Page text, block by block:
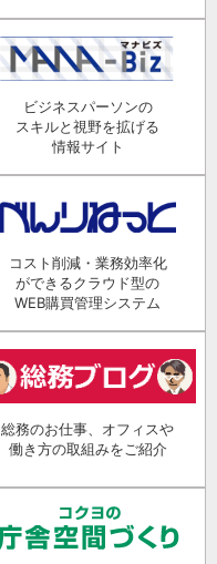
ビジネスパーソンの
スキルと視野を拡げる
情報サイト
コスト削減・業務効率化
ができるクラウド型の
WEB購買管理システム
総務のお仕事、オフィスや
働き方の取組みをご紹介